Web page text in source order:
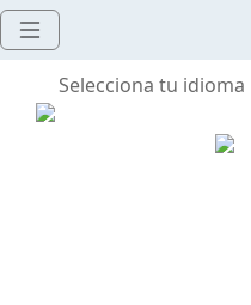
Selecciona tu idioma